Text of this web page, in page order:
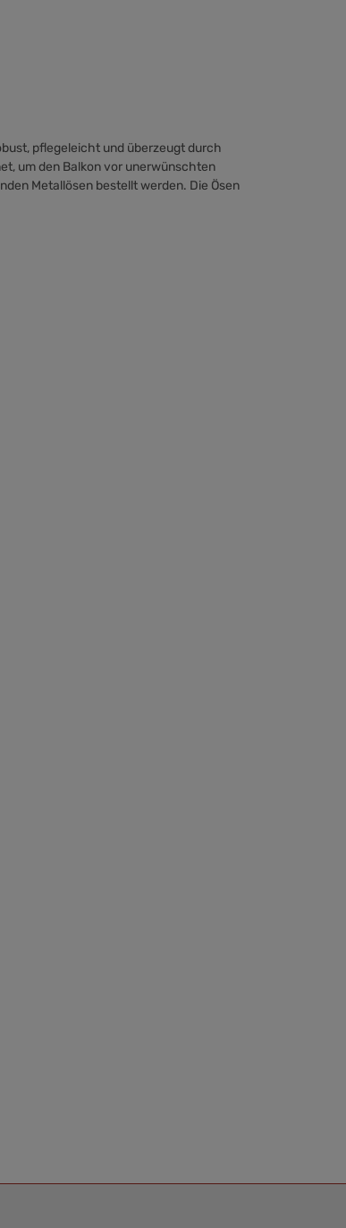
pflegeleicht und überzeugt durch
um den Balkon vor unerwünschten
Metallösen bestellt werden. Die Ösen